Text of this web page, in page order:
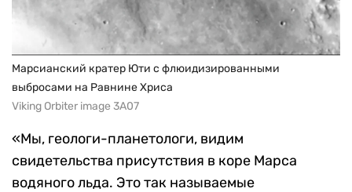
Марсианский кратер Юти с флюидизированными
выбросами на Равнине Хриса
Viking Orbiter image 3A07
«Мы, геологи-планетологи, видим
свидетельства присутствия в коре Марса
водяного льда. Это так называемые